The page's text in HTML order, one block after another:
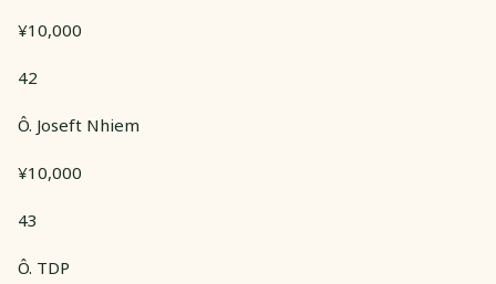
¥10,000
42
Ô. Joseft Nhiem
¥10,000
43
Ô. TDP